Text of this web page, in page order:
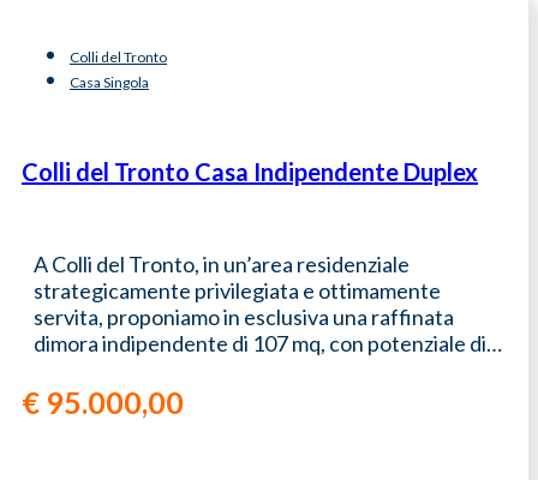
Colli del Tronto
Casa Singola
Colli del Tronto Casa Indipendente Duplex
A Colli del Tronto, in un’area residenziale
strategicamente privilegiata e ottimamente
servita, proponiamo in esclusiva una raffinata
dimora indipendente di 107 mq, con potenziale di…
€ 95.000,00